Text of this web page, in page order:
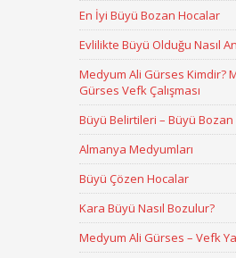
En İyi Büyü Bozan Hocalar
Evlilikte Büyü Olduğu Nasıl
Medyum Ali Gürses Kimdir?
Gürses Vefk Çalışması
Büyü Belirtileri – Büyü
Almanya Medyumları
Büyü Çözen Hocalar
Kara Büyü Nasıl Bozulur?
Medyum Ali Gürses – Vefk